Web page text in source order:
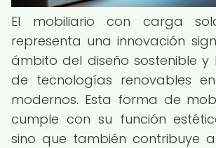
El mobiliario con carga
representa una innovación
ámbito del diseño sostenible y
de tecnologías renovables
modernos. Esta forma de
cumple con su función
sino que también contribuye